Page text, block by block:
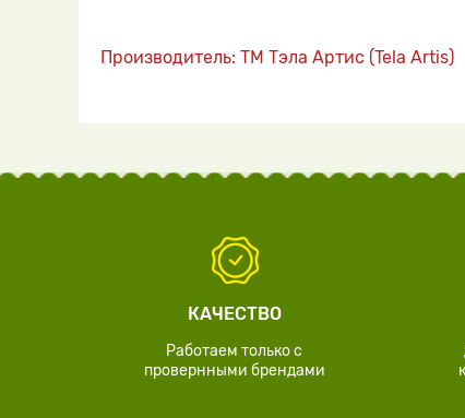
Производитель: ТМ Тэла Артис (Tela Artis)
КАЧЕСТВО
Работаем только с
провернными брендами